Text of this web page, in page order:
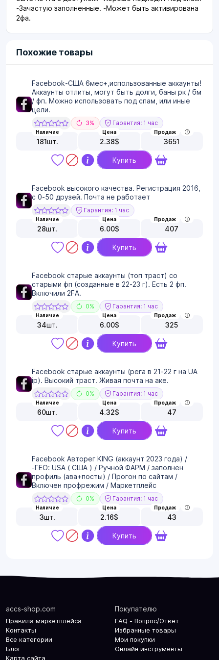
-Зачастую заполненные. -Может быть активирована
2фа.
Похожие товары
Facebook-США 6мес+,использованные аккаунты!
Аккаунты отлиты, могут быть долги, баны рк / бм
/ фп. Можно использовать под спам, или иные
цели.
3% Гарантия: 1 час
Наличие
181шт.
Цена
2.38$
Продаж
3651
Купить
Facebook высокого качества. Регистрация 2016,
с 0-50 друзей. Почта не работает
Гарантия: 1 час
Наличие
28шт.
Цена
6.00$
Продаж
407
Купить
Facebook старые аккаунты (топ траст) со
старыми фп (созданные в 22-23 г). Есть 2 фп.
Включили 2FA.
0% Гарантия: 1 час
Наличие
34шт.
Цена
6.00$
Продаж
325
Купить
Facebook старые аккаунты (рега в 21-22 г на UA
ip). Высокий траст. Живая почта на аке.
0% Гарантия: 1 час
Наличие
60шт.
Цена
4.32$
Продаж
47
Купить
Facebook Авторег KING (аккаунт 2023 года) /
-ГЕО: USA ( США ) / Ручной ФАРМ / заполнен
профиль (ава+посты) / Прогон по сайтам /
Включен профрежим / Маркетплейс
0% Гарантия: 1 час
Наличие
3шт.
Цена
2.16$
Продаж
43
Купить
accs-shop.com
Правила маркетплейса
Контакты
Все категории
Блог
Карта сайта
Покупателю
FAQ - Вопрос/Ответ
Избранные товары
Мои покупки
Онлайн инструменты